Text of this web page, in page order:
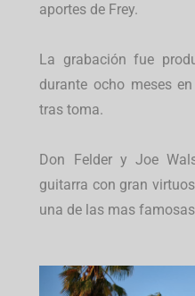
aportes de Frey.
La grabación fue
durante ocho meses
tras toma.
Don Felder y Joe
guitarra con gran
una de las mas